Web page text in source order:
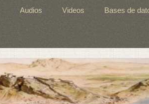
Audios Videos Bases de